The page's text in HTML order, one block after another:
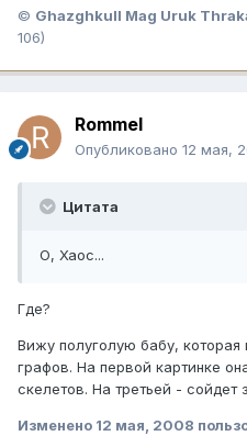
© Ghazghkull Mag Uruk
106)
Rommel
Опубликовано 12 мая,
Цитата
О, Хаос...
Где?
Вижу полуголую бабу,
графов. На первой картинке
скелетов. На третьей - сойдет
Изменено 12 мая, 2008